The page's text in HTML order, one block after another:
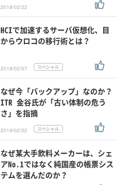
2018/02/22
HCIで加速するサーバ仮想化、目
からウロコの移行術とは？
2018/02/07
なぜ今「バックアップ」なのか？
ITR 金谷氏が「古い体制の危う
さ」を指摘
2018/02/02
なぜ某大手飲料メーカーは、シェ
アNo.1ではなく純国産の帳票シス
テムを選んだのか？